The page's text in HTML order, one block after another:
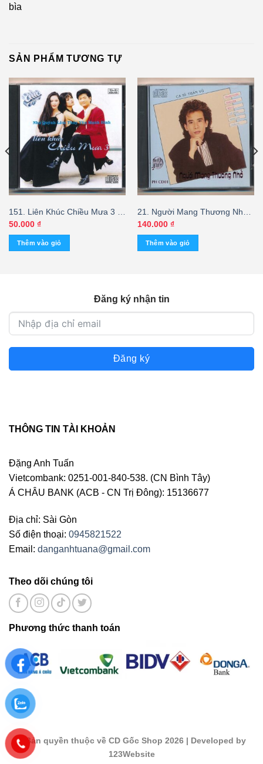
bìa
SẢN PHẨM TƯƠNG TỰ
151. Liên Khúc Chiều Mưa 3 –
Mạnh Đình – Như Quỳnh –
Lâm Thúy Vân (FAKE USA)
50.000 ₫
Thêm vào giỏ
21. Người Mang Thương Nhớ
(FAKE USA)
140.000 ₫
Thêm vào giỏ
Đăng ký nhận tin
Đăng ký
THÔNG TIN TÀI KHOẢN
Đặng Anh Tuấn
Vietcombank: 0251-001-840-538. (CN Bình Tây)
Á CHÂU BANK (ACB - CN Trị Đông): 15136677
Địa chỉ: Sài Gòn
Số điện thoại: 0945821522
Email: danganhtuana@gmail.com
Theo dõi chúng tôi
Phương thức thanh toán
© Bản quyền thuộc về CD Gốc Shop 2026 | Developed by
123Website